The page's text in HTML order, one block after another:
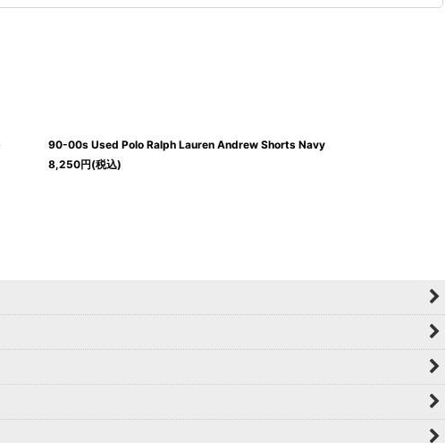
90-00s Used Polo Ralph Lauren Andrew Shorts Navy
8,250円(税込)